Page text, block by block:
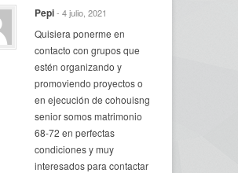
Pepi- 4 julio, 2021
Quisiera ponerme en
contacto con grupos que
estén organizando y
promoviendo proyectos o
en ejecución de cohouisng
senior somos matrimonio
68-72 en perfectas
condiciones y muy
interesados para contactar